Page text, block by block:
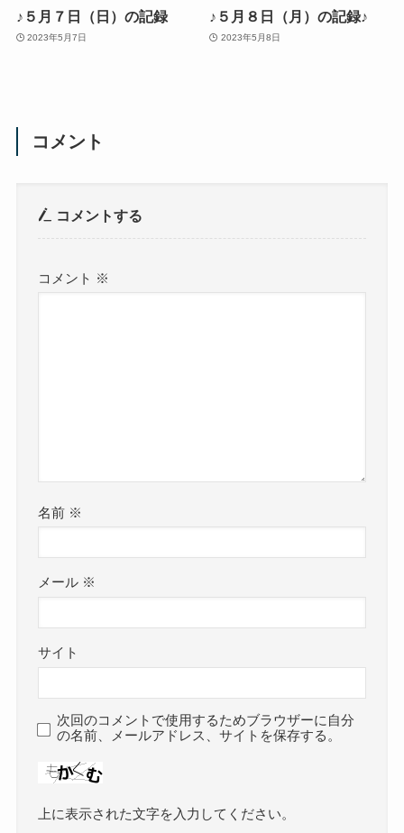
♪５月７日（日）の記録
2023年5月7日
♪５月８日（月）の記録♪
2023年5月8日
コメント
コメントする
コメント ※
名前 ※
メール ※
サイト
次回のコメントで使用するためブラウザーに自分
の名前、メールアドレス、サイトを保存する。
上に表示された文字を入力してください。